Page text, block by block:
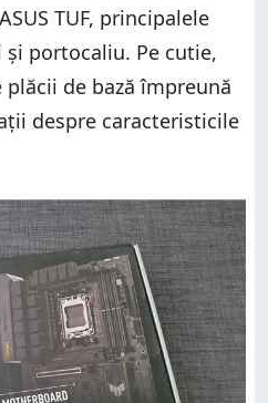
TUF, principalele
portocaliu. Pe cutie,
de bază împreună
despre caracteristicile